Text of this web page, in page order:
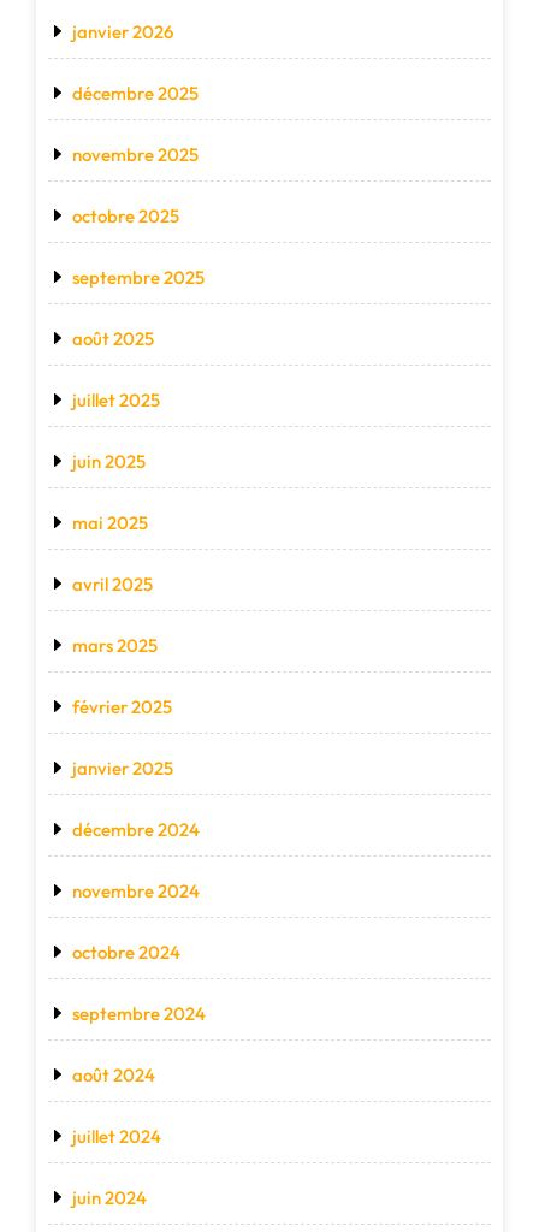
janvier 2026
décembre 2025
novembre 2025
octobre 2025
septembre 2025
août 2025
juillet 2025
juin 2025
mai 2025
avril 2025
mars 2025
février 2025
janvier 2025
décembre 2024
novembre 2024
octobre 2024
septembre 2024
août 2024
juillet 2024
juin 2024